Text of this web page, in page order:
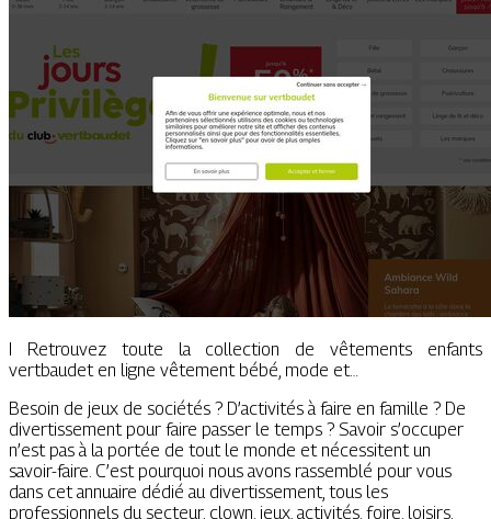
I Retrouvez toute la collection de vêtements enfants
vertbaudet en ligne vêtement bébé, mode et…
Besoin de jeux de sociétés ? D’activités à faire en famille ? De
divertissement pour faire passer le temps ? Savoir s’occuper
n’est pas à la portée de tout le monde et nécessitent un
savoir-faire. C’est pourquoi nous avons rassemblé pour vous
dans cet annuaire dédié au divertissement, tous les
professionnels du secteur, clown, jeux, activités, foire, loisirs,